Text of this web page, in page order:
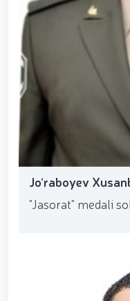
Jo‘raboyev
"Jasorat" medali